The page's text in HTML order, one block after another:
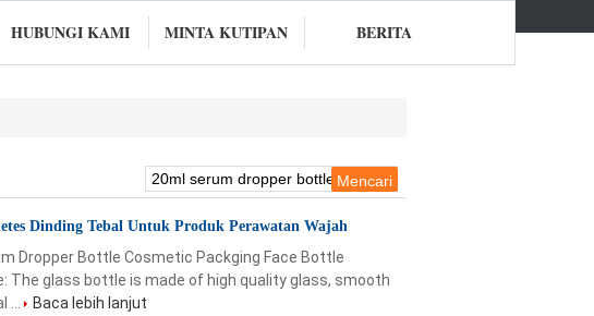
HUBUNGI KAMI MINTA KUTIPAN BERITA
Dinding Tebal Untuk Produk Perawatan Wajah
Dropper Bottle Cosmetic Packging Face Bottle
The glass bottle is made of high quality glass, smooth
...
Baca lebih lanjut